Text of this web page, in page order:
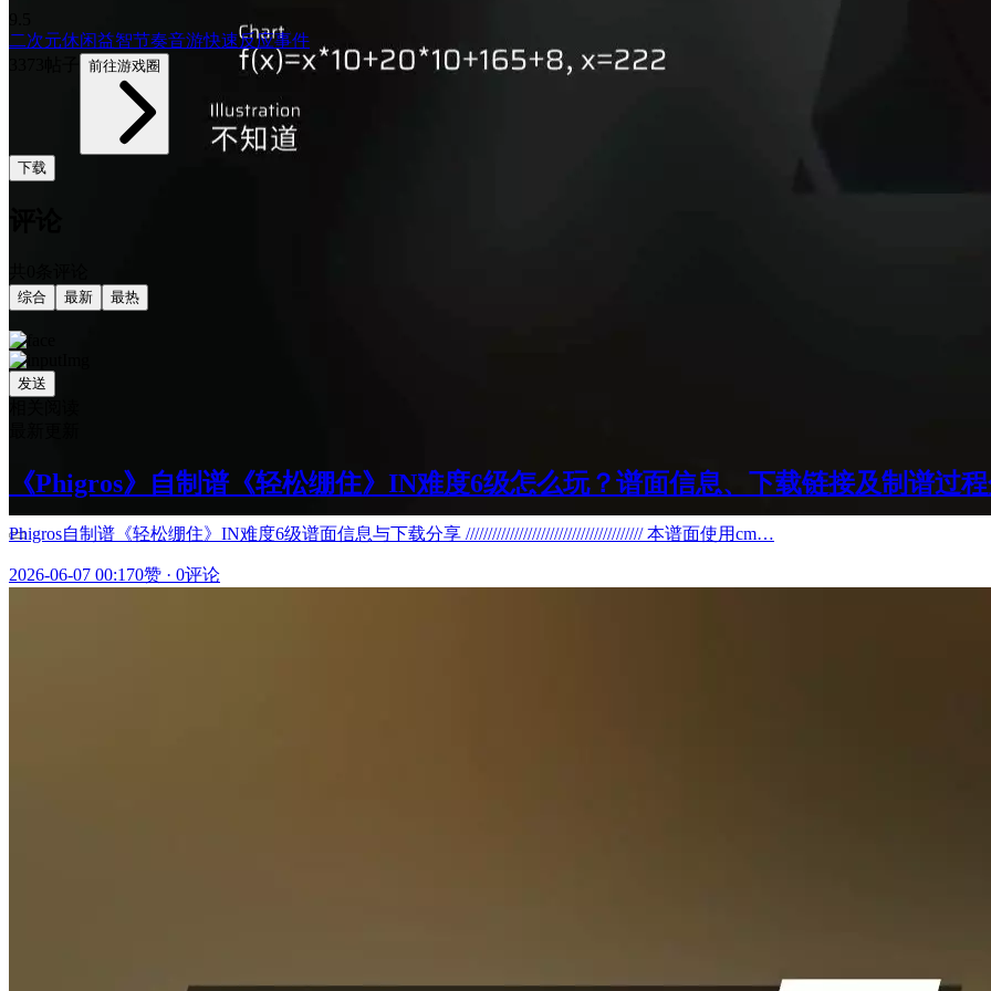
二次元休闲益智节奏音游快速反应事件
前往游戏圈
下载
综合 最新 最热
发送
《Phigros》自制谱《轻松绷住》IN难度6级怎么玩？谱面信息、下载链接及制谱过
Phigros自制谱《轻松绷住》IN难度6级谱面信息与下载分享 //////////////////////////////////////// 本谱面使用cm…
2026-06-07 00:170赞 · 0评论